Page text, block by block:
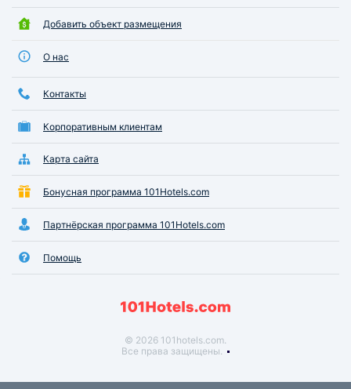
Добавить объект размещения
О нас
Контакты
Корпоративным клиентам
Карта сайта
Бонусная программа 101Hotels.com
Партнёрская программа 101Hotels.com
Помощь
© 2026 101hotels.com.
Все права защищены.